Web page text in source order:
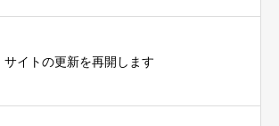
サイトの更新を再開します